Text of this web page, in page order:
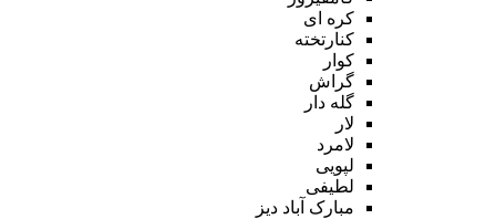
کره ای
کنارتخته
کوار
گراش
گله دار
لار
لامرد
لپویی
لطیفی
مبارک آباد دیز